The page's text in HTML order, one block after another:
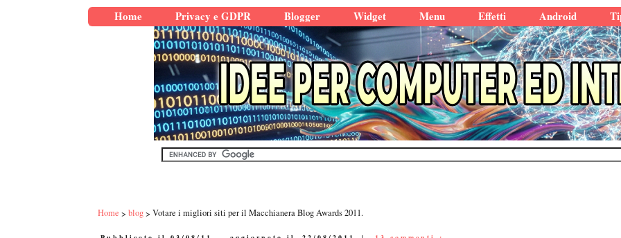
Home Privacy e GDPR Blogger Widget Menu Effetti Android
Home blog Votare i migliori siti per il Macchianera Blog Awards 2011.